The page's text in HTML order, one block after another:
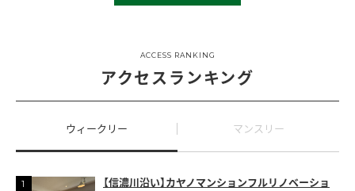
ACCESS RANKING
アクセスランキング
ウィークリー マンスリー
【信濃川沿い】カヤノマンションフルリノベーショ